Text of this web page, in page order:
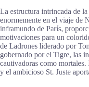
La estructura intrincada de
enormemente en el viaje de
inframundo de París,
motivaciones para un
de Ladrones liderado por
gobernado por el Tigre, las
cautivadoras como mortales.
y el ambicioso St. Juste